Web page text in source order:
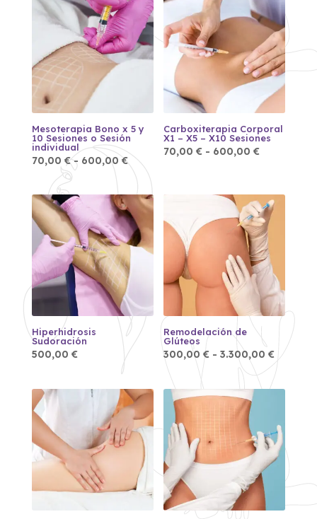
Mesoterapia Bono x 5 y
10 Sesiones o Sesión
individual
70,00 € - 600,00€Rango
de
precios:
desde
70,00 €
hasta
600,00 €
Carboxiterapia Corporal
X1 – X5 – X10 Sesiones
70,00€ - 600,00€Rango
hasta
600,00 €
Hiperhidrosis
Sudoración
500,00 €
Remodelación de
Glúteos
300,00€ - 3.300,00€Rango
de
precios:
desde
300,00